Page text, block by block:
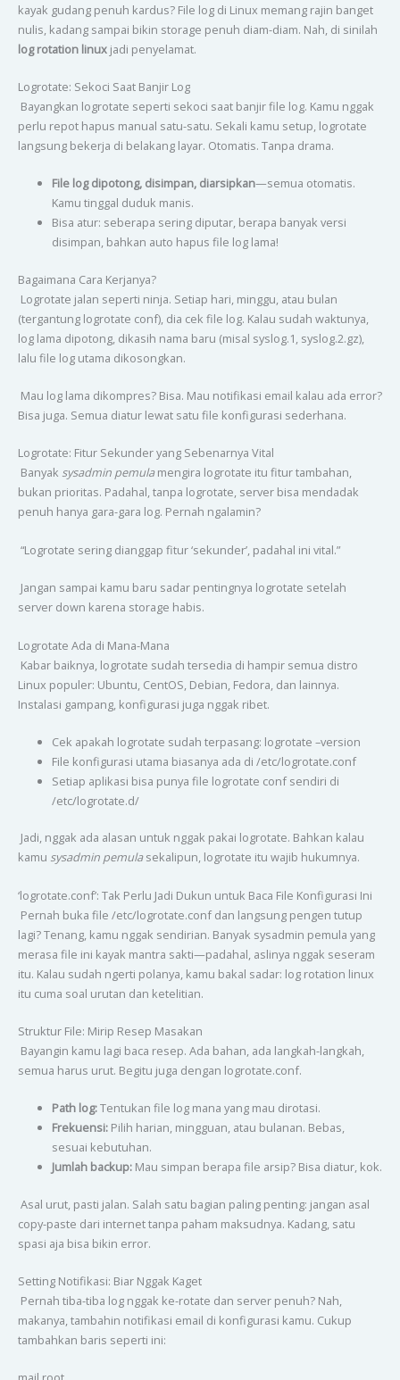
kayak gudang penuh kardus? File log di Linux memang rajin banget
nulis, kadang sampai bikin storage penuh diam-diam. Nah, di sinilah
log rotation linuxjadi penyelamat.
Logrotate: Sekoci Saat Banjir Log
Bayangkan logrotate seperti sekoci saat banjir file log. Kamu nggak
perlu repot hapus manual satu-satu. Sekali kamu setup, logrotate
langsung bekerja di belakang layar. Otomatis. Tanpa drama.
File log dipotong, disimpan, diarsipkan—semua otomatis.
Kamu tinggal duduk manis.
Bisa atur: seberapa sering diputar, berapa banyak versi
disimpan, bahkan auto hapus file log lama!
Bagaimana Cara Kerjanya?
Logrotate jalan seperti ninja. Setiap hari, minggu, atau bulan
(tergantung logrotate conf), dia cek file log. Kalau sudah waktunya,
log lama dipotong, dikasih nama baru (misal syslog.1, syslog.2.gz),
lalu file log utama dikosongkan.
Mau log lama dikompres? Bisa. Mau notifikasi email kalau ada error?
Bisa juga. Semua diatur lewat satu file konfigurasi sederhana.
Logrotate: Fitur Sekunder yang Sebenarnya Vital
Banyak sysadmin pemulamengira logrotate itu fitur tambahan,
bukan prioritas. Padahal, tanpa logrotate, server bisa mendadak
penuh hanya gara-gara log. Pernah ngalamin?
“Logrotate sering dianggap fitur ‘sekunder’, padahal ini vital.”
Jangan sampai kamu baru sadar pentingnya logrotate setelah
server down karena storage habis.
Logrotate Ada di Mana-Mana
Kabar baiknya, logrotate sudah tersedia di hampir semua distro
Linux populer: Ubuntu, CentOS, Debian, Fedora, dan lainnya.
Instalasi gampang, konfigurasi juga nggak ribet.
Cek apakah logrotate sudah terpasang: logrotate –version
File konfigurasi utama biasanya ada di /etc/logrotate.conf
Setiap aplikasi bisa punya file logrotate conf sendiri di
/etc/logrotate.d/
Jadi, nggak ada alasan untuk nggak pakai logrotate. Bahkan kalau
kamu sysadmin pemulasekalipun, logrotate itu wajib hukumnya.
‘logrotate.conf’: Tak Perlu Jadi Dukun untuk Baca File Konfigurasi Ini
Pernah buka file /etc/logrotate.conf dan langsung pengen tutup
lagi? Tenang, kamu nggak sendirian. Banyak sysadmin pemula yang
merasa file ini kayak mantra sakti—padahal, aslinya nggak seseram
itu. Kalau sudah ngerti polanya, kamu bakal sadar: log rotation linux
itu cuma soal urutan dan ketelitian.
Struktur File: Mirip Resep Masakan
Bayangin kamu lagi baca resep. Ada bahan, ada langkah-langkah,
semua harus urut. Begitu juga dengan logrotate.conf.
Path log:Tentukan file log mana yang mau dirotasi.
Frekuensi:Pilih harian, mingguan, atau bulanan. Bebas,
sesuai kebutuhan.
Jumlah backup:Mau simpan berapa file arsip? Bisa diatur, kok.
Asal urut, pasti jalan. Salah satu bagian paling penting: jangan asal
copy-paste dari internet tanpa paham maksudnya. Kadang, satu
spasi aja bisa bikin error.
Setting Notifikasi: Biar Nggak Kaget
Pernah tiba-tiba log nggak ke-rotate dan server penuh? Nah,
makanya, tambahin notifikasi email di konfigurasi kamu. Cukup
tambahkan baris seperti ini: